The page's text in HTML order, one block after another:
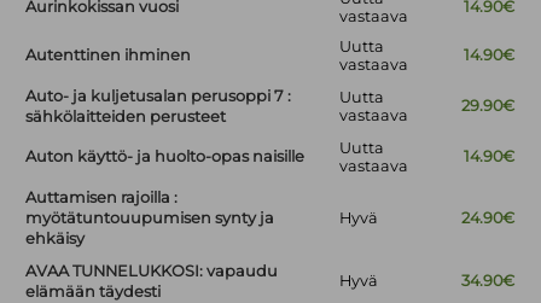
Aurinkokissan vuosi
vastaava
14.90€
Autenttinen ihminen
Uutta
vastaava
14.90€
Auto- ja kuljetusalan perusoppi 7 :
sähkölaitteiden perusteet
Uutta
vastaava
29.90€
Auton käyttö- ja huolto-opas naisille
Uutta
vastaava
14.90€
Auttamisen rajoilla :
myötätuntouupumisen synty ja
ehkäisy
Hyvä 24.90€
AVAA TUNNELUKKOSI: vapaudu
elämään täydesti
Hyvä 34.90€